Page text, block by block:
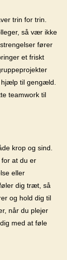
trin for trin.
så vær ikke
fører
et friskt
til gengæld.
teamwork til
krop og sind.
at du er
eller
dig træt, så
og hold dig til
når du plejer
med at føle